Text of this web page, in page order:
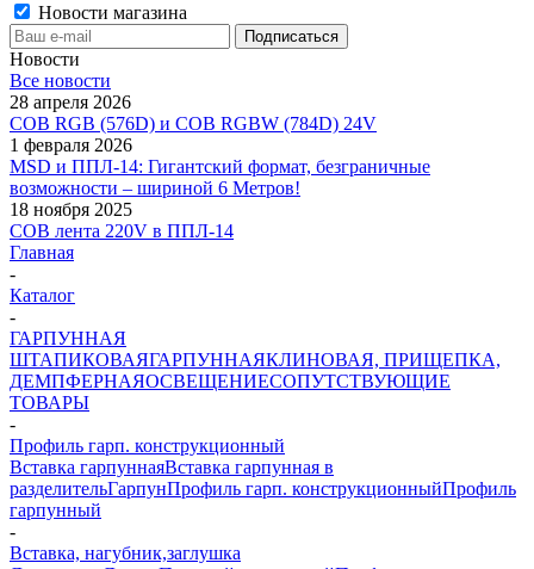
Новости магазина
Новости
Все новости
28 апреля 2026
COB RGB (576D) и COB RGBW (784D) 24V
1 февраля 2026
MSD и ППЛ-14: Гигантский формат, безграничные
возможности – шириной 6 Метров!
18 ноября 2025
COB лента 220V в ППЛ-14
Главная
-
Каталог
-
ГАРПУННАЯ
ШТАПИКОВАЯГАРПУННАЯКЛИНОВАЯ, ПРИЩЕПКА,
ДЕМПФЕРНАЯОСВЕЩЕНИЕСОПУТСТВУЮЩИЕ
ТОВАРЫ
-
Профиль гарп. конструкционный
Вставка гарпуннаяВставка гарпунная в
разделительГарпунПрофиль гарп. конструкционныйПрофиль
гарпунный
-
Вставка, нагубник,заглушка